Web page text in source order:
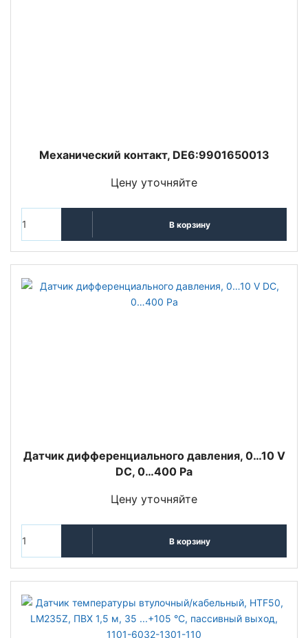
Механический контакт, DE6:9901650013
Цену уточняйте
В корзину
Датчик дифференциального давления, 0…10 V
DC, 0…400 Pa
Цену уточняйте
В корзину